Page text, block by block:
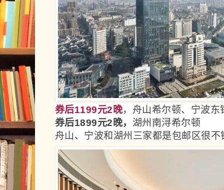
券后1199元2晚，舟山希尔顿、宁波东
券后1899元2晚， 湖州南浔希尔顿
舟山、宁波和湖州三家都是包邮区很